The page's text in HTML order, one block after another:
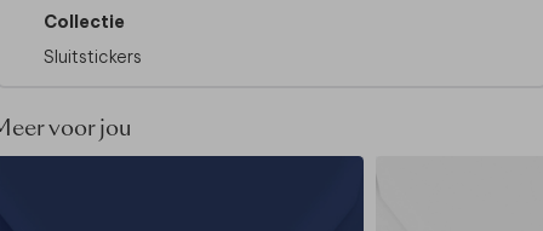
• Gedrukt op wit, glanzend materiaal.
Dit product maakt deel uit van
Collectie
Sluitstickers
voor jou